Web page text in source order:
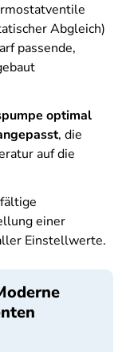
Abgleich)
passende,
optimal
, die
auf die
einer
Einstellwerte.